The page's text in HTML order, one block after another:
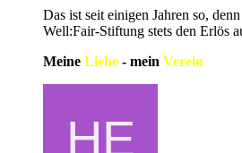
Das ist seit einigen Jahren so,
Well:Fair-Stiftung stets den Erlös
Meine Liebe - mein Verein